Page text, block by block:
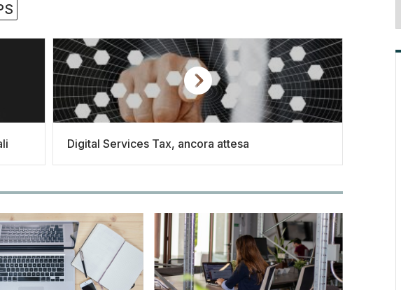
Digital Services Tax, ancora attesa